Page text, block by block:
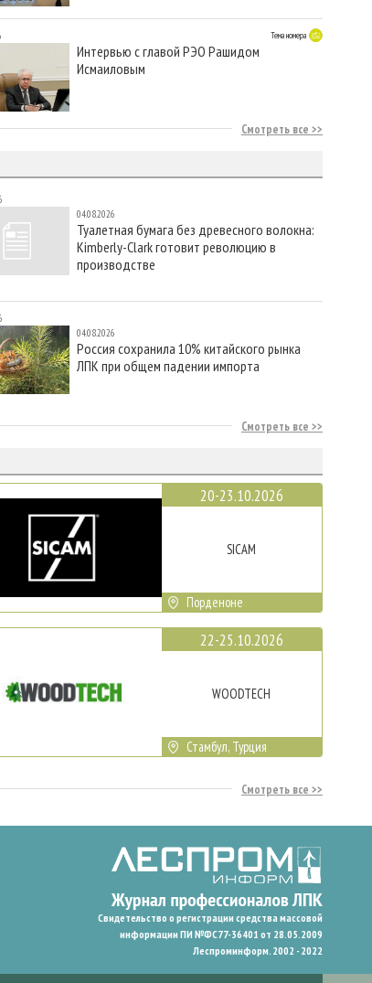
Тема номера
Интервью с главой РЭО Рашидом
Исмаиловым
Смотреть все
04.08.2026
Туалетная бумага без древесного волокна:
Kimberly-Clark готовит революцию в
производстве
04.08.2026
Россия сохранила 10% китайского рынка
ЛПК при общем падении импорта
Смотреть все
20-23.10.2026
SICAM
Порденоне
22-25.10.2026
WOODTECH
Стамбул, Турция
Смотреть все
Свидетельство о регистрации средства массовой
информации ПИ №ФС77-36401 от 28.05.2009
Леспроминформ. 2002 - 2022